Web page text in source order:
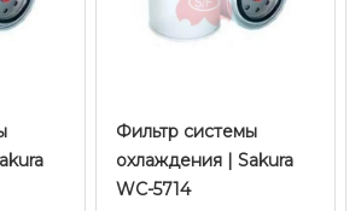
Фильтр системы
охлаждения | Sakura
WC-5714